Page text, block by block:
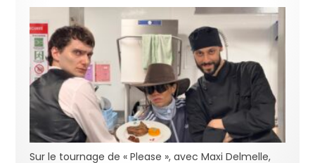
Sur le tournage de « Please », avec Maxi Delmelle,